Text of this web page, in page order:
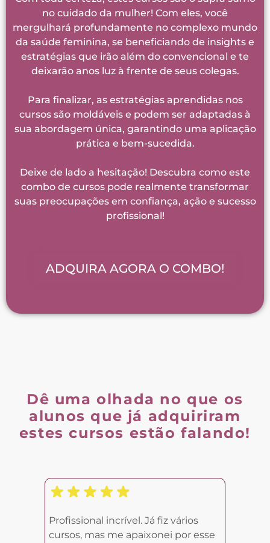
no cuidado da mulher! Com eles, você
mergulhará profundamente no complexo mundo
da saúde feminina, se beneficiando de insights e
estratégias que irão além do convencional e te
deixarão anos luz à frente de seus colegas.
Para finalizar, as estratégias aprendidas nos
cursos são moldáveis e podem ser adaptadas à
sua abordagem única, garantindo uma aplicação
prática e bem-sucedida.
Deixe de lado a hesitação! Descubra como este
combo de cursos pode realmente transformar
suas preocupações em confiança, ação e sucesso
profissional!
ADQUIRA AGORA O COMBO!
Dê uma olhada no que os
alunos que já adquiriram
estes cursos estão falando!
Profissional incrível. Já fiz vários
cursos, mas me apaixonei por esse